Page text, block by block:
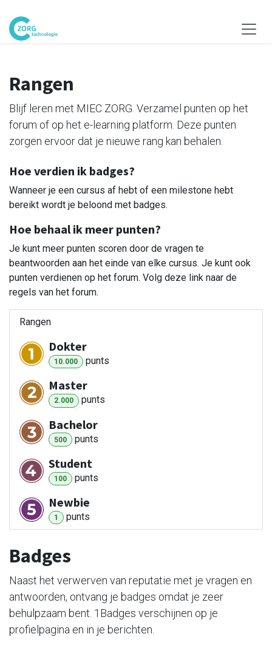
Rangen
Blijf leren met MIEC ZORG. Verzamel punten op het
forum of op het e-learning platform. Deze punten
zorgen ervoor dat je nieuwe rang kan behalen.
Hoe verdien ik badges?
Wanneer je een cursus af hebt of een milestone hebt
bereikt wordt je beloond met badges.
Hoe behaal ik meer punten?
Je kunt meer punten scoren door de vragen te
beantwoorden aan het einde van elke cursus. Je kunt ook
punten verdienen op het forum. Volg deze link naar de
regels van het forum.
Rangen
Dokter
10.000 punts
Master
2.000 punts
Bachelor
500 punts
Student
100 punts
Newbie
1 punts
Badges
Naast het verwerven van reputatie met je vragen en
antwoorden, ontvang je badges omdat je zeer
behulpzaam bent. 1Badges verschijnen op je
profielpagina en in je berichten.